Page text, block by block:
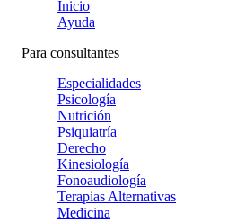
Inicio
Ayuda
Para consultantes
Especialidades
Psicología
Nutrición
Psiquiatría
Derecho
Kinesiología
Fonoaudiología
Terapias Alternativas
Medicina